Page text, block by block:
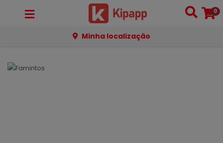
0
Minha localização